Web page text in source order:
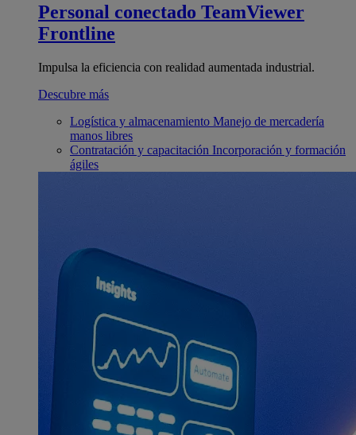
Personal conectado TeamViewer
Frontline
Impulsa la eficiencia con realidad aumentada industrial.
Descubre más
Logística y almacenamiento Manejo de mercadería
manos libres
Contratación y capacitación Incorporación y formación
ágiles